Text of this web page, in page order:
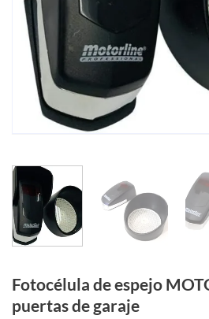
Fotocélula de espejo
puertas de garaje